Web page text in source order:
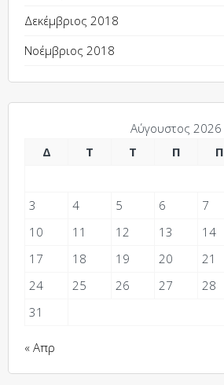
Δεκέμβριος 2018
Νοέμβριος 2018
Αύγουστος 2026
Δ
Τ Τ Π Π
3
4 5 6 7
10
11 12 13 14
17
18 19 20 21
24
25 26 27 28
31
« Απρ